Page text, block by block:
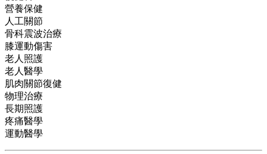
營養保健
人工關節
骨科震波治療
膝運動傷害
老人照護
老人醫學
肌肉關節復健
物理治療
長期照護
疼痛醫學
運動醫學